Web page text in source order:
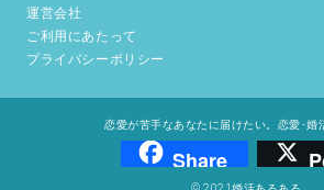
運営会社
ご利用にあたって
プライバシーポリシー
恋愛が苦手なあなたに届けたい。恋愛･婚
Share